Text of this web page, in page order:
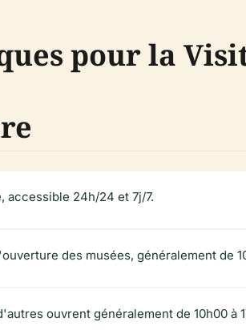
pour la
accessible 24h/24 et 7j/7.
des musées, généralement de
ouvrent généralement de 10h00 à